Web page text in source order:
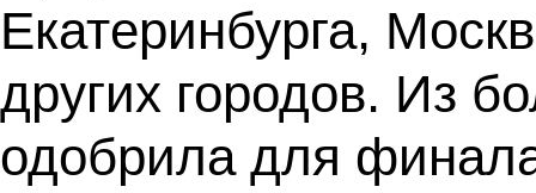
Екатеринбурга,
других городов. Из
одобрила для